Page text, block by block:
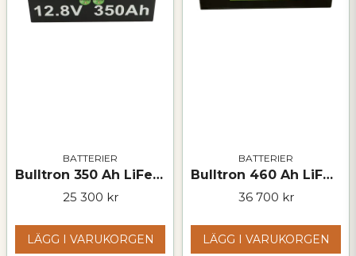
BATTERIER
Bulltron 350 Ah LiFePO₄ Polar-batteri – 12,8 V
25 300 kr
LÄGG I VARUKORGEN
BATTERIER
Bulltron 460 Ah LiFePO₄ Polar-batteri – 12 V
36 700 kr
LÄGG I VARUKORGEN